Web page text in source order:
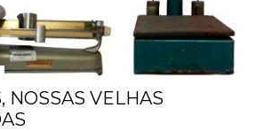
NOSSAS VELHAS